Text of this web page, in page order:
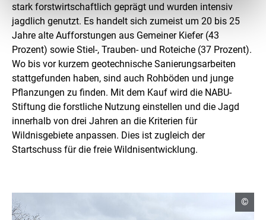
stark forstwirtschaftlich geprägt und wurden intensiv
jagdlich genutzt. Es handelt sich zumeist um 20 bis 25
Jahre alte Aufforstungen aus Gemeiner Kiefer (43
Prozent) sowie Stiel-, Trauben- und Roteiche (37 Prozent).
Wo bis vor kurzem geotechnische Sanierungsarbeiten
stattgefunden haben, sind auch Rohböden und junge
Pflanzungen zu finden. Mit dem Kauf wird die NABU-
Stiftung die forstliche Nutzung einstellen und die Jagd
innerhalb von drei Jahren an die Kriterien für
Wildnisgebiete anpassen. Dies ist zugleich der
Startschuss für die freie Wildnisentwicklung.
C
o
©